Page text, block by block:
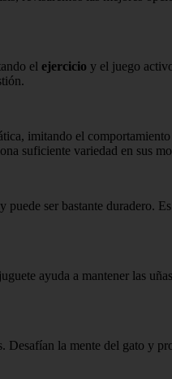
el ejercicio y el juego
imitando el
suficiente variedad en sus
ser bastante duradero.
ayuda a mantener las
Desafían la mente del gato y